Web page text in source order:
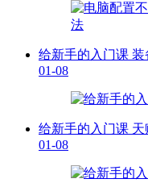
给新手的入门课
01-08
给新手的入门课 天
01-08